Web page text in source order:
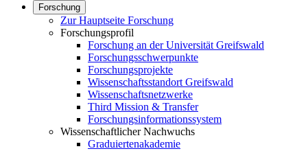
Forschung
Zur Hauptseite Forschung
Forschungsprofil
Forschung an der Universität Greifswald
Forschungsschwerpunkte
Forschungsprojekte
Wissenschaftsstandort Greifswald
Wissenschaftsnetzwerke
Third Mission & Transfer
Forschungsinformationssystem
Wissenschaftlicher Nachwuchs
Graduiertenakademie